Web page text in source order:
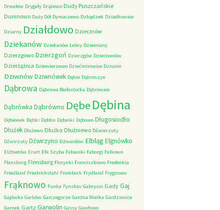
Drwalew Drygały Drążewo Dudy Puszczańskie
Duninowo Duży Dół Dymaczewo Dzbądzek Dziadkowice
Dziarny Działdowo Dziecinów
Dziekanów Dziekanów Leśny Dziemiany
Dzierzgowo Dzierzgoń Dzierzgów Dzierżoniów
Dzierżążnia Dziewierzewo Dziećmirowice Dziunin
DziwnówDziwnówek Dąbie Dąbroszyn
Dąbrowa Dąbrowa Białostocka Dąbrowice
Dąbrówka Dąbrówno Dębe Dębina
Dębionek Dębki Dęblin Dębniki Dębowo Długosiodło
Dłużek Dłużewo Dłużka Dłużniewo Dźwierzuty
Dźwirzuty Dźwirzyno Edwardów Elbląg Elgnówko
Elżbietów Erurt Ełk Szyba Fabianki Faborgi Falkowo
Flansburg Flensburg Florynki Franciszkowo Fredericia
Friedland Friedrichstahl Frombork Frydland Frygnowo
Frąknowo Funka Fynshav Gabrysin Gady Gaj
Gajówka Garbów Garczegorze Gardna Wielka Gardzienice
Garnek Gartz Garwolin Gassy Gawłowo